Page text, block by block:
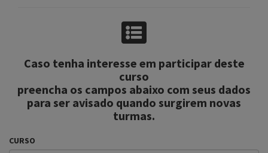
Caso tenha interesse em participar deste
curso
preencha os campos abaixo com seus dados
para ser avisado quando surgirem novas
turmas.
CURSO